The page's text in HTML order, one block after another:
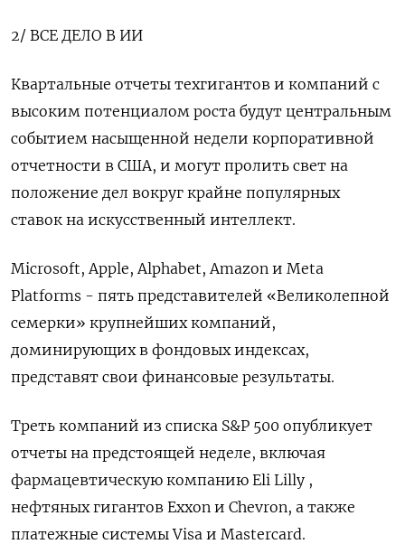
2/ ВСЕ ДЕЛО В ИИ
Квартальные отчеты техгигантов и компаний с
высоким потенциалом роста будут центральным
событием насыщенной недели корпоративной
отчетности в США, и могут пролить свет на
положение дел вокруг крайне популярных
ставок на искусственный интеллект.
Microsoft, Apple, Alphabet, Amazon и Meta
Platforms - пять представителей «Великолепной
семерки» крупнейших компаний,
доминирующих в фондовых индексах,
представят свои финансовые результаты.
Треть компаний из списка S&P 500 опубликует
отчеты на предстоящей неделе, включая
фармацевтическую компанию Eli Lilly ,
нефтяных гигантов Exxon и Chevron, а также
платежные системы Visa и Mastercard.